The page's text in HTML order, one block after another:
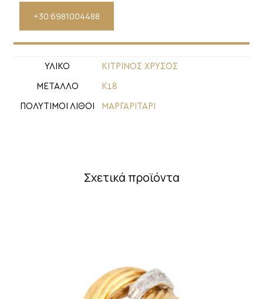
+30 6981004488
ΥΛΙΚΟ ΚΙΤΡΙΝΟΣ ΧΡΥΣΟΣ
ΜΕΤΑΛΛΟ Κ18
ΠΟΛΥΤΙΜΟΙ ΛΙΘΟΙ ΜΑΡΓΑΡΙΤΑΡΙ
Σχετικά προϊόντα